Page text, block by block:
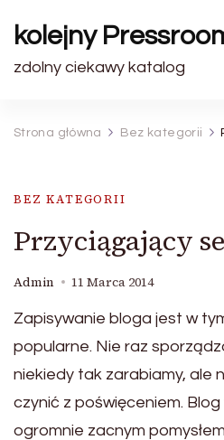
kolejny
zdolny ciekawy katalog
Strona główna Bez kategorii
BEZ KATEGORII
Przyciągający
Admin 11 Marca 2014
Zapisywanie bloga jest w
popularne. Nie raz
niekiedy tak zarabiamy, ale
czynić z poświęceniem.
ogromnie zacnym